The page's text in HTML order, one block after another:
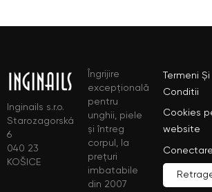
Inginails s.r.o.
Starozagorská
6
040 23
KOŠICE
Îngrijire
excepțională
pentru
unghii, piele
și întreg
corpul, la
prețuri
imbatabile
din 2007
Termeni Și
Conditii
Cookies
website
Conectare